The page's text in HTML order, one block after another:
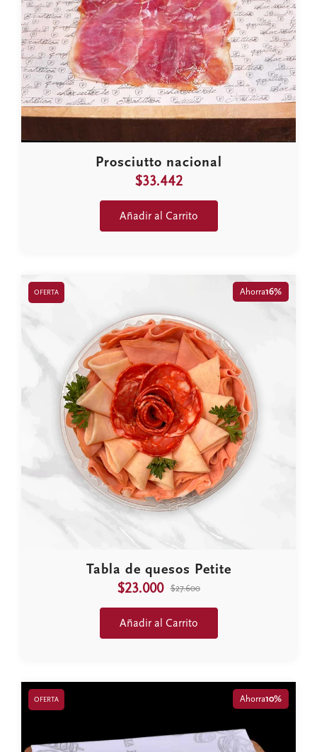
Prosciutto nacional
$33.442
Añadir al Carrito
OFERTA Ahorra16%
Tabla de quesos Petite
$23.000 $27.600
Añadir al Carrito
OFERTA Ahorra10%